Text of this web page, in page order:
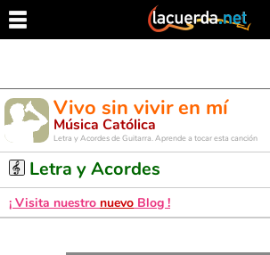
Vivo sin vivir en mí
Música Católica
Letra y Acordes de Guitarra. Aprende a tocar esta canción
Letra y Acordes
¡ Visita nuestro nuevo Blog !